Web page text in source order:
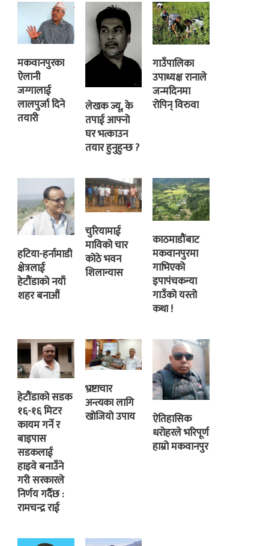
मकवानपुरका
ऐलानी
जग्गालाई
लालपुर्जा दिने
तयारी
लेखक ज्यू, के
तपाई आफ्नो
घर भत्काउन
तयार हुनुहुन्छ ?
गाउँपालिका
उपाध्यक्ष रानाले
जन्मदिनमा
रोपिन् विरुवा
हटिया-हर्नामाडी
क्षेत्रलाई
हेटौंडाको नयाँ
शहर बनाऔं
चुरियामाई
माविको चार
कोठे भवन
शिलान्यास
काठमाडौंबाट
मकवानपुरमा
गाभिएको
इपापंचकन्या
गाउँको यस्तो
कथा !
हेटौंडाको सडक
१६-१६ मिटर
कायम गर्ने र
बाइपास
सडकलाई
हाइवे बनाउँने
गरी सरकारले
निर्णय गर्दैछ :
रामचन्द्र राई
भ्रष्टाचार
अन्त्यका लागि
खोजियो उपाय
ऐतिहासिक
धरोहरले भरिपूर्ण
हाम्रो मकवानपुर